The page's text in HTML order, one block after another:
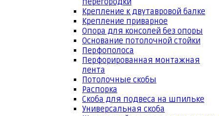
перегородки
Крепление к двутавровой балке
Крепление приварное
Опора для консолей без опоры
Основание потолочной стойки
Перфополоса
Перфорированная монтажная
лента
Потолочные скобы
Распорка
Скоба для подвеса на шпильке
Универсальная скоба